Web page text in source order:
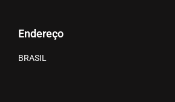
Endereço
BRASIL